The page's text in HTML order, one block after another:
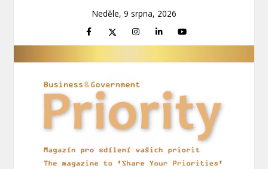
Neděle, 9 srpna, 2026